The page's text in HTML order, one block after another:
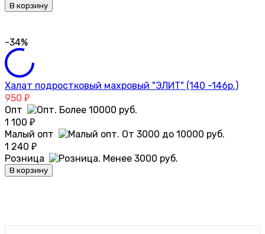
В корзину
-34%
Халат подростковый махровый "ЭЛИТ" (140 -146р.)
950 ₽
Опт
1 100 ₽
Малый опт
1 240 ₽
Розница
В корзину